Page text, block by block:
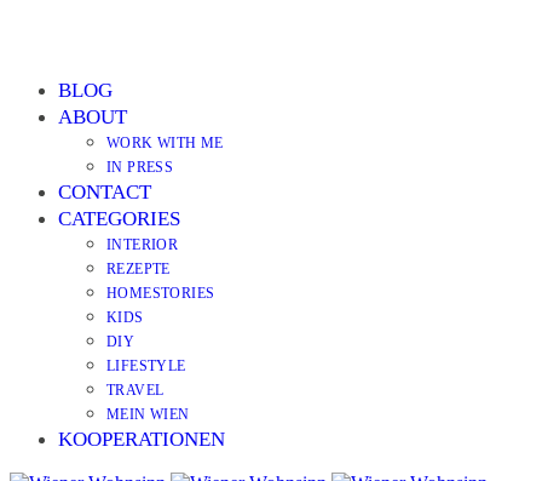
BLOG
ABOUT
WORK WITH ME
IN PRESS
CONTACT
CATEGORIES
INTERIOR
REZEPTE
HOMESTORIES
KIDS
DIY
LIFESTYLE
TRAVEL
MEIN WIEN
KOOPERATIONEN